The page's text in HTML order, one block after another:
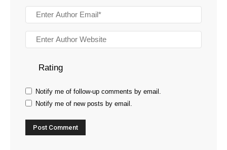
Rating
Notify me of follow-up comments by email.
Notify me of new posts by email.